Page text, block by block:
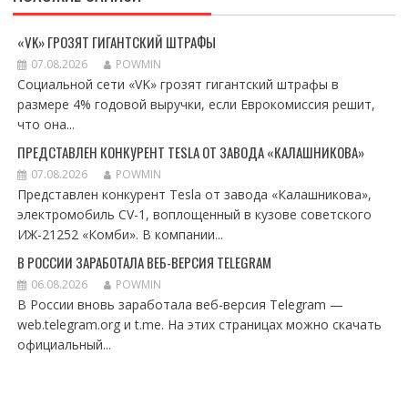
«VK» ГРОЗЯТ ГИГАНТСКИЙ ШТРАФЫ
07.08.2026 POWMIN
Социальной сети «VK» грозят гигантский штрафы в
размере 4% годовой выручки, если Еврокомиссия решит,
что она...
ПРЕДСТАВЛЕН КОНКУРЕНТ TESLA ОТ ЗАВОДА «КАЛАШНИКОВА»
07.08.2026 POWMIN
Представлен конкурент Tesla от завода «Калашникова»,
электромобиль CV-1, воплощенный в кузове советского
ИЖ-21252 «Комби». В компании...
В РОССИИ ЗАРАБОТАЛА ВЕБ-ВЕРСИЯ TELEGRAM
06.08.2026 POWMIN
В России вновь заработала веб-версия Telegram —
web.telegram.org и t.me. На этих страницах можно скачать
официальный...